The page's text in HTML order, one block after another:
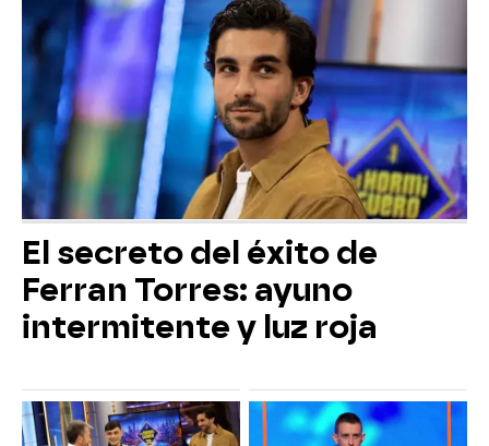
El secreto del éxito de
Ferran Torres: ayuno
intermitente y luz roja